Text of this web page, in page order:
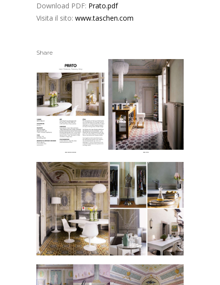
Download PDF: Prato.pdf
Visita il sito: www.taschen.com
Share